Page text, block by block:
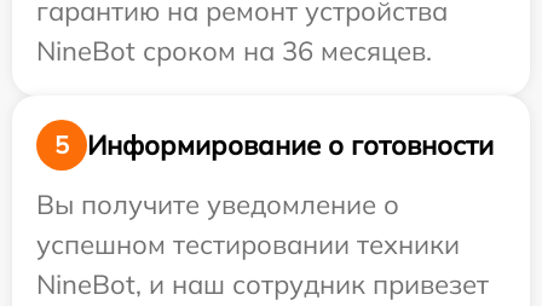
гарантию на ремонт устройства
NineBot сроком на 36 месяцев.
5
Информирование о готовности
Вы получите уведомление о
успешном тестировании техники
NineBot, и наш сотрудник привезет